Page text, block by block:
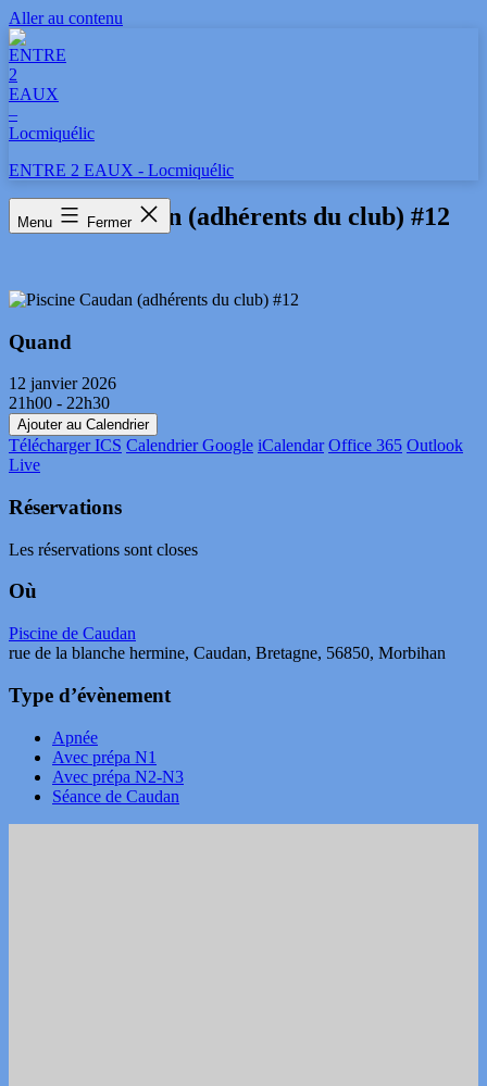
Aller au contenu
ENTRE 2 EAUX - Locmiquélic
Menu Fermer
Piscine Caudan (adhérents du club) #12
Quand
12 janvier 2026
21h00 - 22h30
Ajouter au Calendrier
Télécharger ICS Calendrier Google iCalendar Office 365 Outlook
Live
Réservations
Les réservations sont closes
Où
Piscine de Caudan
rue de la blanche hermine, Caudan, Bretagne, 56850, Morbihan
Type d’évènement
Apnée
Avec prépa N1
Avec prépa N2-N3
Séance de Caudan